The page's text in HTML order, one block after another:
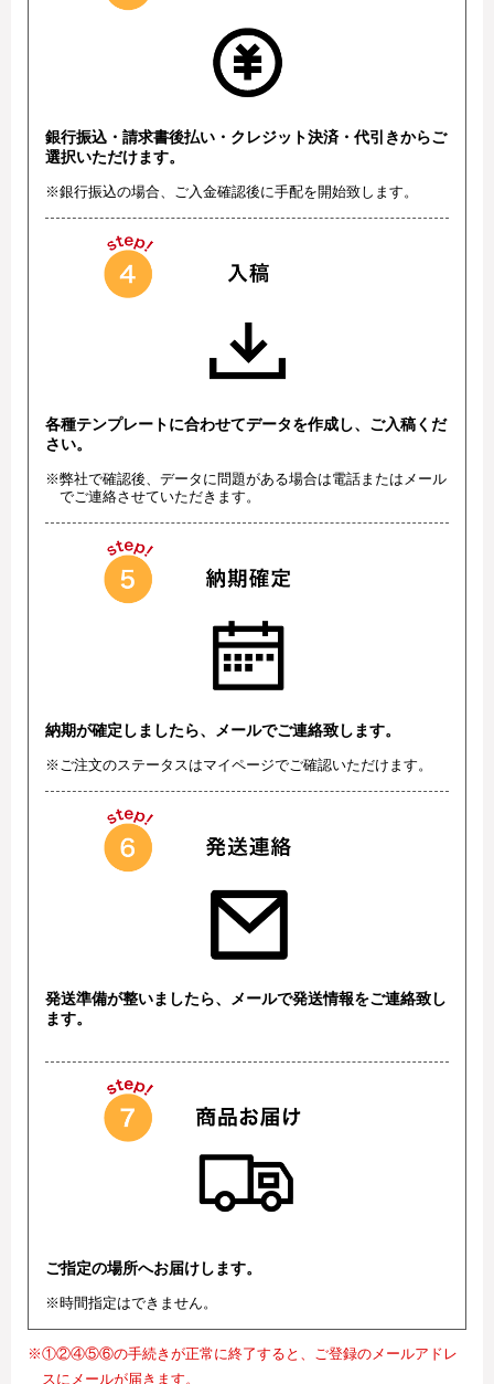
銀行振込・請求書後払い・クレジット決済・代引きからご
選択いただけます。
※銀行振込の場合、ご入金確認後に手配を開始致します。
各種テンプレートに合わせてデータを作成し、ご入稿くだ
さい。
※弊社で確認後、データに問題がある場合は電話またはメール
でご連絡させていただきます。
納期が確定しましたら、メールでご連絡致します。
※ご注文のステータスはマイページでご確認いただけます。
発送準備が整いましたら、メールで発送情報をご連絡致し
ます。
ご指定の場所へお届けします。
※時間指定はできません。
※①②④⑤⑥の手続きが正常に終了すると、ご登録のメールアドレ
スにメールが届きます。